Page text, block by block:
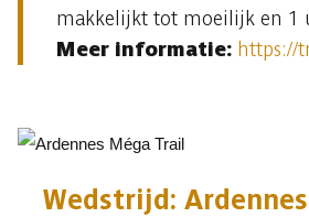
makkelijkt tot moeilijk en 1
Meer informatie: https://
Wedstrijd: